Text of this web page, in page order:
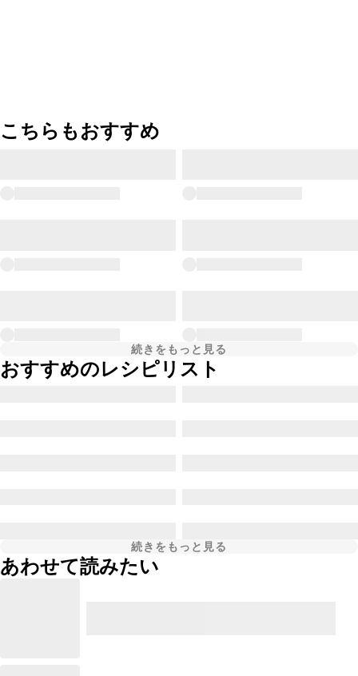
こちらもおすすめ
続きをもっと見る
おすすめのレシピリスト
続きをもっと見る
あわせて読みたい